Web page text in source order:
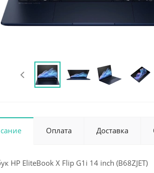
Оплата Доставка
HP EliteBook X Flip G1i 14 inch (B68ZJET)